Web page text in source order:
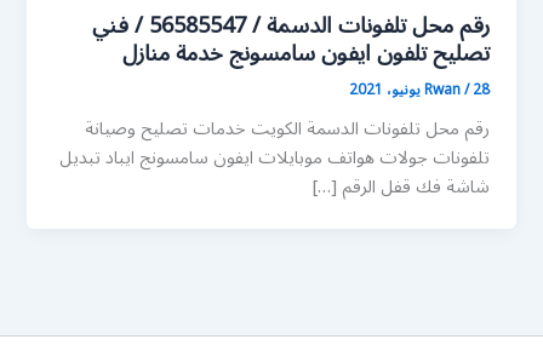
رقم محل تلفونات الدسمة / 56585547 / فني
تصليح تلفون ايفون سامسونج خدمة منازل
Rwan/28 يونيو، 2021
رقم محل تلفونات الدسمة الكويت خدمات تصليح وصيانة
تلفونات جولات هواتف موبايلات ايفون سامسونج ايباد تبديل
شاشة فك قفل الرقم […]